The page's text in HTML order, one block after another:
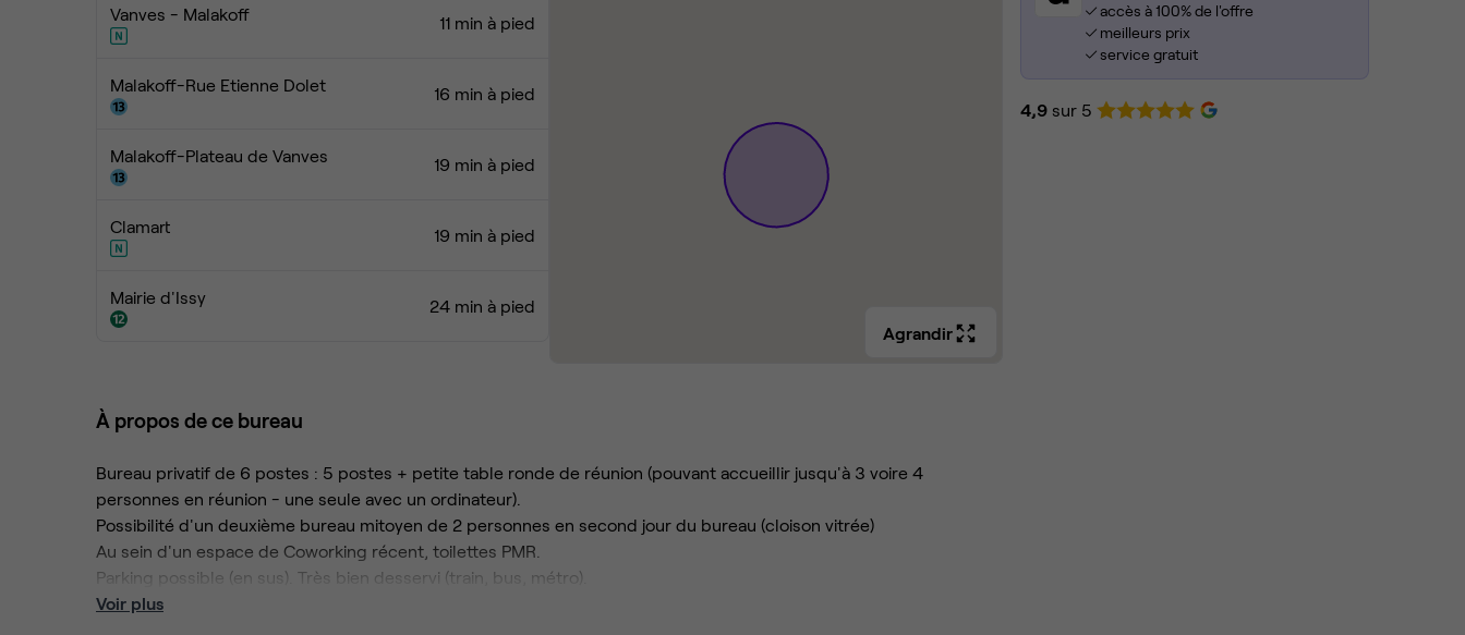
accès à 100% de l'offre
meilleurs prix
service gratuit
4,9 sur 5
Vanves - Malakoff 11 min à pied
Malakoff-Rue Etienne Dolet 16 min à pied
Malakoff-Plateau de Vanves 19 min à pied
Clamart 19 min à pied
Mairie d'Issy
24 min à pied
Agrandir
À propos de ce bureau
Bureau privatif de 6 postes : 5 postes + petite table ronde de réunion (pouvant accueillir jusqu'à 3 voire 4
personnes en réunion - une seule avec un ordinateur).
Possibilité d'un deuxième bureau mitoyen de 2 personnes en second jour du bureau (cloison vitrée)
Au sein d'un espace de Coworking récent, toilettes PMR.
Parking possible (en sus). Très bien desservi (train, bus, métro).
Services inclus : internet, électricité (chauffage et clim), ménage, salle de réunion, phonebox, cuisine, toutes
Voir plus